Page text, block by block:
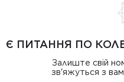
Є ПИТАННЯ ПО
Залиште свій
зв'яжуться з